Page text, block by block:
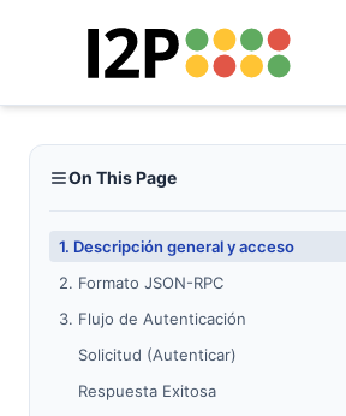
On This Page
1. Descripción general y acceso
2. Formato JSON-RPC
3. Flujo de Autenticación
Solicitud (Autenticar)
Respuesta Exitosa